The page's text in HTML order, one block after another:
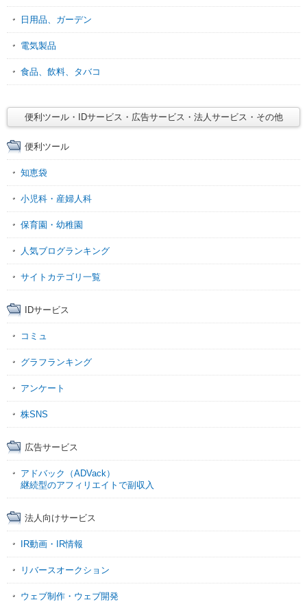
日用品、ガーデン
電気製品
食品、飲料、タバコ
便利ツール・IDサービス・広告サービス・法人サービス・その他
便利ツール
知恵袋
小児科・産婦人科
保育園・幼稚園
人気ブログランキング
サイトカテゴリ一覧
IDサービス
コミュ
グラフランキング
アンケート
株SNS
広告サービス
アドバック（ADVack）
継続型のアフィリエイトで副収入
法人向けサービス
IR動画・IR情報
リバースオークション
ウェブ制作・ウェブ開発